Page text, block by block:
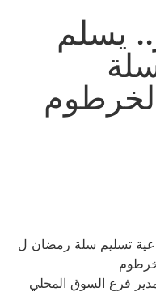
يسلم
تسليم سلة رمضان ل
فرع السوق المحلي